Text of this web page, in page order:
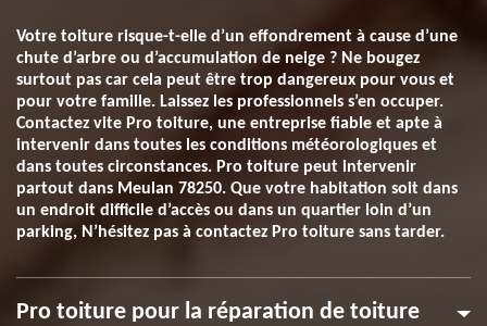
Votre toiture risque-t-elle d’un effondrement à cause d’une
chute d’arbre ou d’accumulation de neige ? Ne bougez
surtout pas car cela peut être trop dangereux pour vous et
pour votre famille. Laissez les professionnels s’en occuper.
Contactez vite Pro toiture, une entreprise fiable et apte à
intervenir dans toutes les conditions météorologiques et
dans toutes circonstances. Pro toiture peut intervenir
partout dans Meulan 78250. Que votre habitation soit dans
un endroit difficile d’accès ou dans un quartier loin d’un
parking, N’hésitez pas à contactez Pro toiture sans tarder.
Pro toiture pour la réparation de toiture